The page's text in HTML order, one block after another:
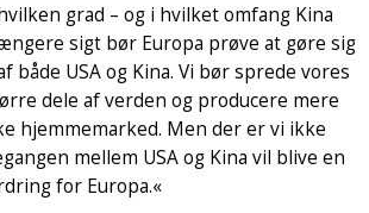
grad – og i hvilket omfang Kina
sigt bør Europa prøve at gøre sig
både USA og Kina. Vi bør sprede vores
dele af verden og producere mere
hjemmemarked. Men der er vi ikke
mellem USA og Kina vil blive en
for Europa.«